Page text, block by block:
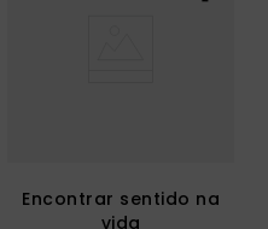
Encontrar sentido na
vida